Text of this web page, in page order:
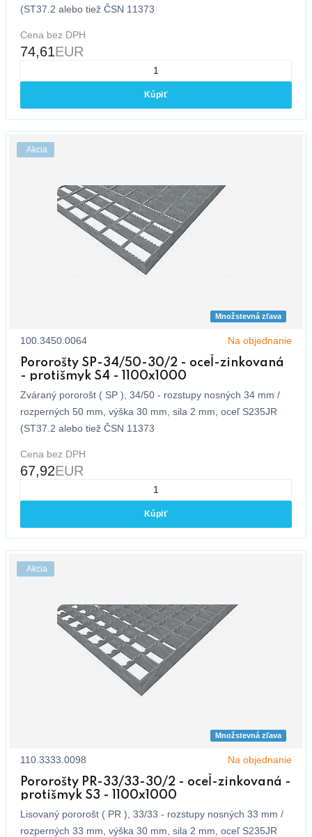
(ST37.2 alebo tiež ČSN 11373
Cena bez DPH
74,61EUR
Kúpiť
Akcia
Množstevná zľava
100.3450.0064 Na objednanie
Pororošty SP-34/50-30/2 - oceľ-zinkovaná
- protišmyk S4 - 1100x1000
Zváraný pororošt ( SP ), 34/50 - rozstupy nosných 34 mm /
rozperných 50 mm, výška 30 mm, sila 2 mm, oceľ S235JR
(ST37.2 alebo tiež ČSN 11373
Cena bez DPH
67,92EUR
Kúpiť
Akcia
Množstevná zľava
110.3333.0098 Na objednanie
Pororošty PR-33/33-30/2 - oceľ-zinkovaná -
protišmyk S3 - 1100x1000
Lisovaný pororošt ( PR ), 33/33 - rozstupy nosných 33 mm /
rozperných 33 mm, výška 30 mm, sila 2 mm, oceľ S235JR